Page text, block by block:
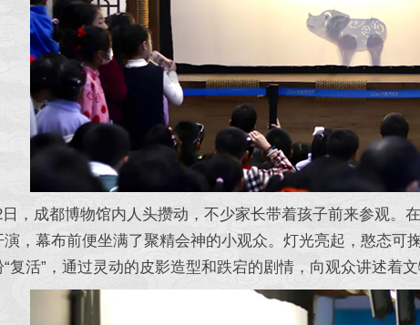
成都博物馆内人头攒动，不少家长带着孩子前来参观。
演，幕布前便坐满了聚精会神的小观众。灯光亮起，憨态可
复活”，通过灵动的皮影造型和跌宕的剧情，向观众讲述着文